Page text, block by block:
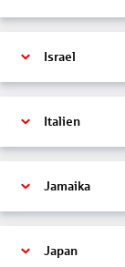
Israel
Italien
Jamaika
Japan